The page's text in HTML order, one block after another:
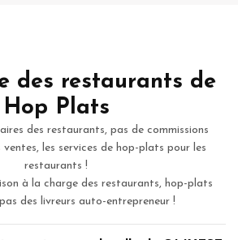
des restaurants de
Hop Plats
des restaurants, pas de commissions
les services de hop-plats pour les
restaurants !
à la charge des restaurants, hop-plats
des livreurs auto-entrepreneur !